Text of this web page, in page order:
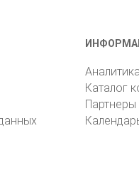
Каталог
Партнеры